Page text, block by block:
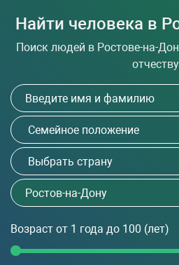
Найти человека в
Поиск людей в Ростове-на-
Возраст от 1 года до 100 (лет)